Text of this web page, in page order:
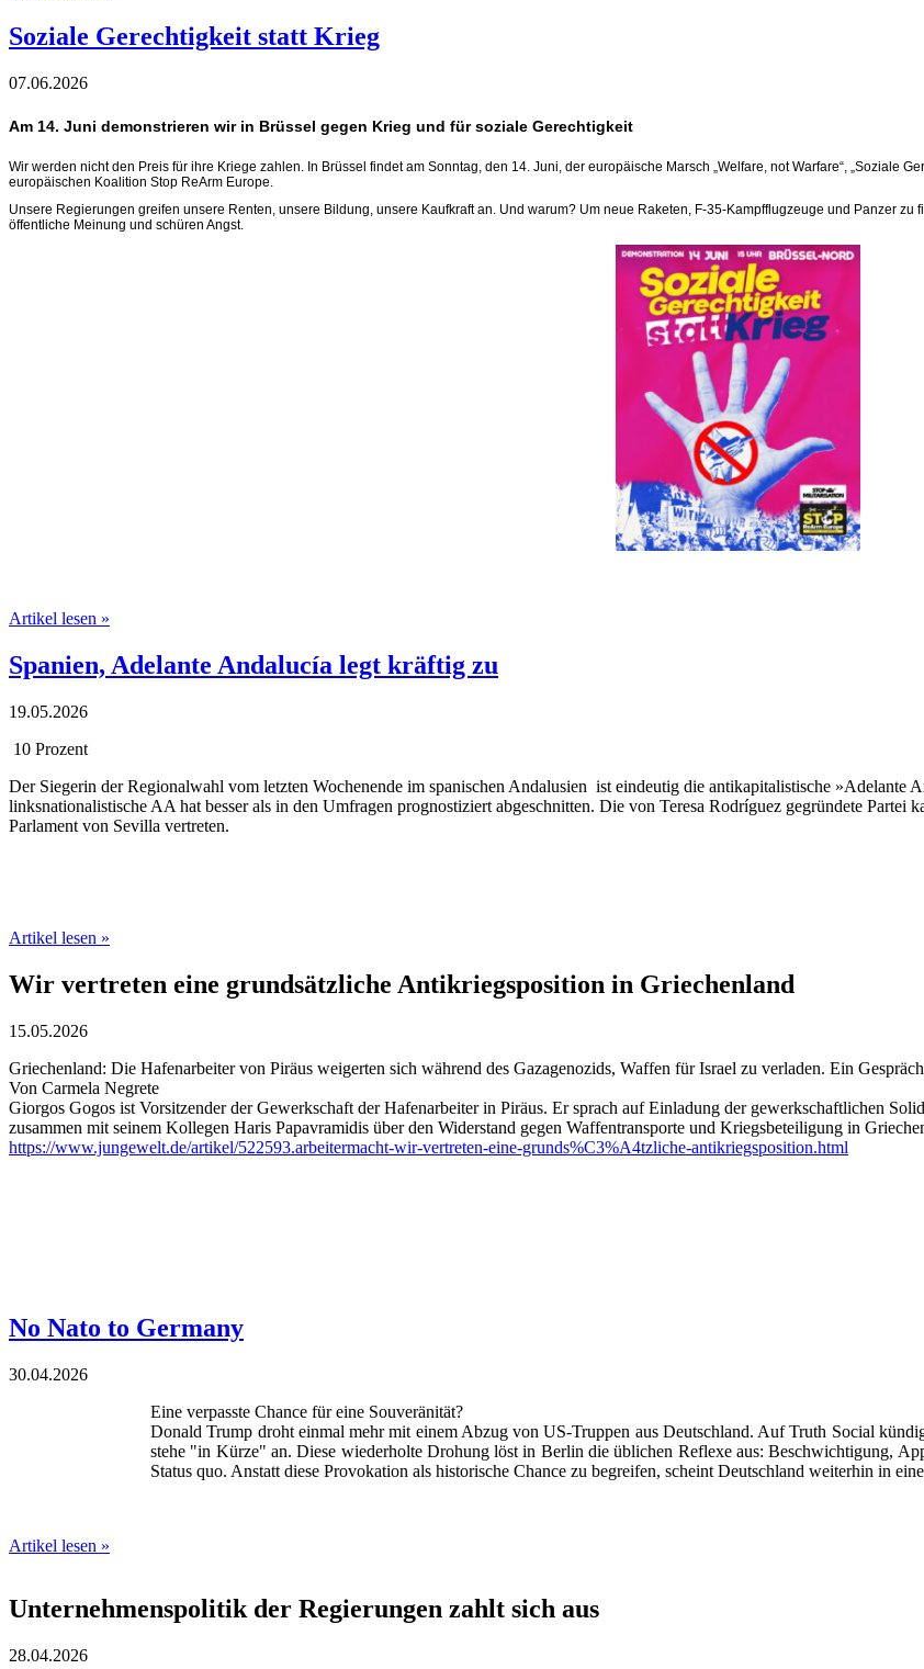
Soziale Gerechtigkeit statt Krieg
07.06.2026
Am 14. Juni demonstrieren wir in Brüssel gegen Krieg und für soziale Gerechtigkeit
Wir werden nicht den Preis für ihre Kriege zahlen. In Brüssel findet am Sonntag, den 14. Juni, der europäische Marsch „Welfare, not Warfare“, „Soziale
europäischen Koalition Stop ReArm Europe.
Unsere Regierungen greifen unsere Renten, unsere Bildung, unsere Kaufkraft an. Und warum? Um neue Raketen, F-35-Kampfflugzeuge und Panzer
öffentliche Meinung und schüren Angst.
Artikel lesen »
Spanien, Adelante Andalucía legt kräftig zu
19.05.2026
10 Prozent
Der Siegerin der Regionalwahl vom letzten Wochenende im spanischen Andalusien ist eindeutig die antikapitalistische
linksnationalistische AA hat besser als in den Umfragen prognostiziert abgeschnitten. Die von Teresa Rodríguez gegründete Partei
Parlament von Sevilla vertreten.
Artikel lesen »
Wir vertreten eine grundsätzliche Antikriegsposition in Griechenland
15.05.2026
Griechenland: Die Hafenarbeiter von Piräus weigerten sich während des Gazagenozids, Waffen für Israel zu verladen. Ein
Von Carmela Negrete
Giorgos Gogos ist Vorsitzender der Gewerkschaft der Hafenarbeiter in Piräus. Er sprach auf Einladung der gewerkschaftlichen
zusammen mit seinem Kollegen Haris Papavramidis über den Widerstand gegen Waffentransporte und Kriegsbeteiligung in
https://www.jungewelt.de/artikel/522593.arbeitermacht-wir-vertreten-eine-grunds%C3%A4tzliche-antikriegsposition.html
No Nato to Germany
30.04.2026
Eine verpasste Chance für eine Souveränität?
Donald Trump droht einmal mehr mit einem Abzug von US-Truppen aus Deutschland. Auf Truth Social
stehe "in Kürze" an. Diese wiederholte Drohung löst in Berlin die üblichen Reflexe aus: Beschwichtigung,
Status quo. Anstatt diese Provokation als historische Chance zu begreifen, scheint Deutschland weiterhin in
Artikel lesen »
Unternehmenspolitik der Regierungen zahlt sich aus
28.04.2026